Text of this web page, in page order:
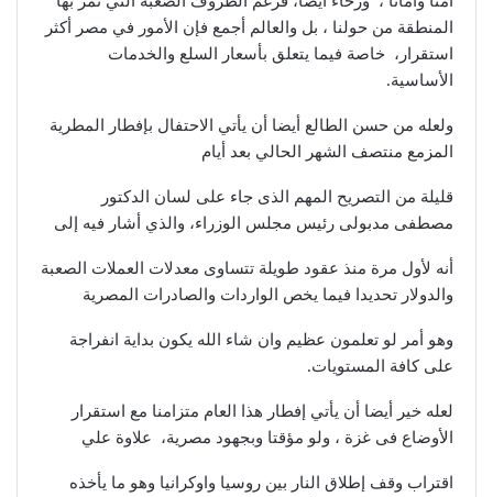
المنطقة من حولنا ، بل والعالم أجمع فإن الأمور في مصر أكثر
استقرار، خاصة فيما يتعلق بأسعار السلع والخدمات
الأساسية.
ولعله من حسن الطالع أيضا أن يأتي الاحتفال بإفطار المطرية
المزمع منتصف الشهر الحالي بعد أيام
قليلة من التصريح المهم الذى جاء على لسان الدكتور
مصطفى مدبولى رئيس مجلس الوزراء، والذي أشار فيه إلى
أنه لأول مرة منذ عقود طويلة تتساوى معدلات العملات الصعبة
والدولار تحديدا فيما يخص الواردات والصادرات المصرية
وهو أمر لو تعلمون عظيم وان شاء الله يكون بداية انفراجة
على كافة المستويات.
لعله خير أيضا أن يأتي إفطار هذا العام متزامنا مع استقرار
الأوضاع فى غزة ، ولو مؤقتا وبجهود مصرية، علاوة علي
اقتراب وقف إطلاق النار بين روسيا واوكرانيا وهو ما يأخذه